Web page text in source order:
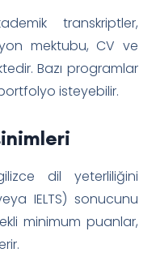
transkriptler,
mektubu, CV ve
Bazı programlar
isteyebilir.
dil yeterliliğini
IELTS) sonucunu
minimum puanlar,